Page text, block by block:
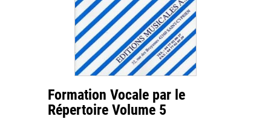
Formation Vocale par le
Répertoire Volume 5